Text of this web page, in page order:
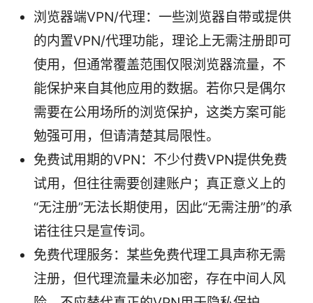
浏览器端VPN/代理：一些浏览器自带或提供
的内置VPN/代理功能，理论上无需注册即可
使用，但通常覆盖范围仅限浏览器流量，不
能保护来自其他应用的数据。若你只是偶尔
需要在公用场所的浏览保护，这类方案可能
勉强可用，但请清楚其局限性。
免费试用期的VPN：不少付费VPN提供免费
试用，但往往需要创建账户；真正意义上的
“无注册”无法长期使用，因此“无需注册”的承
诺往往只是宣传词。
免费代理服务：某些免费代理工具声称无需
注册，但代理流量未必加密，存在中间人风